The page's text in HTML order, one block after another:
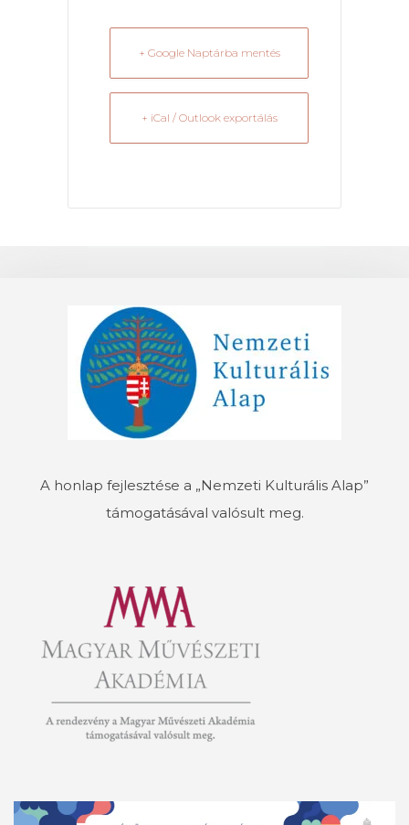
+ Google Naptárba mentés
+ iCal / Outlook exportálás
A honlap fejlesztése a „Nemzeti Kulturális Alap”
támogatásával valósult meg.